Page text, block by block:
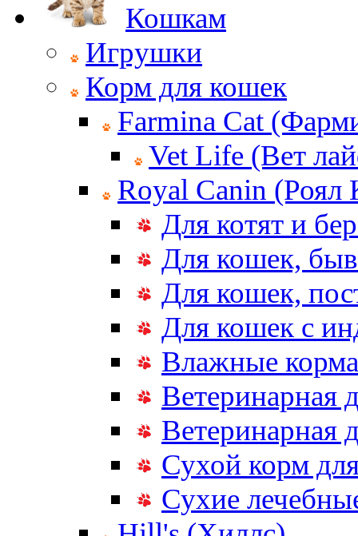
Кошкам
Игрушки
Корм для кошек
Farmina Cat
Vet Life (Вет
Royal Canin (Роял
Для котят и
Для кошек,
Для кошек,
Для кошек с
Влажные
Ветеринарная
Ветеринарная
Сухой корм
Сухие